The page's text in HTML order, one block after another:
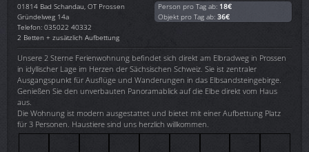
01814 Bad Schandau, OT Prossen
Gründelweg 14a
Telefon: 035022 40332
2 Betten + zusätzlich Aufbettung
Person pro Tag ab: 18€
Objekt pro Tag ab: 36€
Unsere 2 Sterne Ferienwohnung befindet sich direkt am Elbradweg in Prossen
in idyllischer Lage im Herzen der Sächsischen Schweiz. Sie ist zentraler
Ausgangspunkt für Ausflüge und Wanderungen in das Elbsandsteingebirge.
Genießen Sie den unverbauten Panoramablick auf die Elbe direkt vom Haus
aus.
Die Wohnung ist modern ausgestattet und bietet mit einer Aufbettung Platz
für 3 Personen. Haustiere sind uns herzlich willkommen.